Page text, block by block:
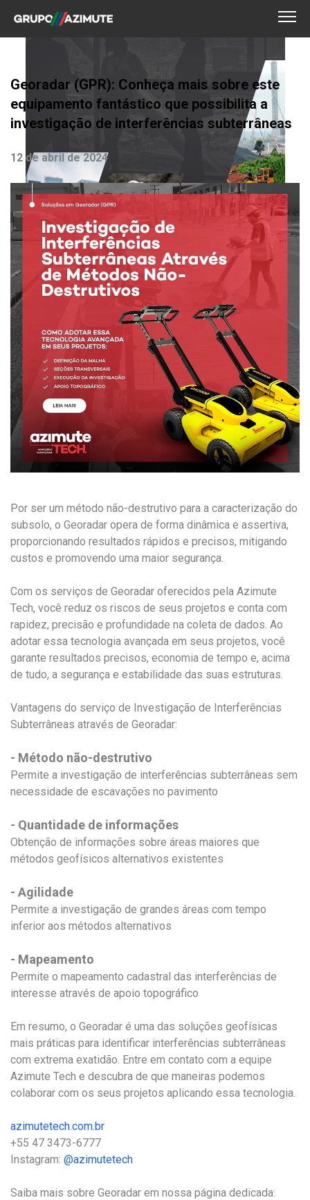
Georadar (GPR): Conheça mais sobre este
equipamento fantástico que possibilita a
investigação de interferências subterrâneas
12 de abril de 2024
Por ser um método não-destrutivo para a caracterização do
subsolo, o Georadar opera de forma dinâmica e assertiva,
proporcionando resultados rápidos e precisos, mitigando
custos e promovendo uma maior segurança.
Com os serviços de Georadar oferecidos pela Azimute
Tech, você reduz os riscos de seus projetos e conta com
rapidez, precisão e profundidade na coleta de dados. Ao
adotar essa tecnologia avançada em seus projetos, você
garante resultados precisos, economia de tempo e, acima
de tudo, a segurança e estabilidade das suas estruturas.
Vantagens do serviço de Investigação de Interferências
Subterrâneas através de Georadar:
- Método não-destrutivo
Permite a investigação de interferências subterrâneas sem
necessidade de escavações no pavimento
- Quantidade de informações
Obtenção de informações sobre áreas maiores que
métodos geofísicos alternativos existentes
- Agilidade
Permite a investigação de grandes áreas com tempo
inferior aos métodos alternativos
- Mapeamento
Permite o mapeamento cadastral das interferências de
interesse através de apoio topográfico
Em resumo, o Georadar é uma das soluções geofísicas
mais práticas para identificar interferências subterrâneas
com extrema exatidão. Entre em contato com a equipe
Azimute Tech e descubra de que maneiras podemos
colaborar com os seus projetos aplicando essa tecnologia.
azimutetech.com.br
+55 47 3473-6777
Instagram: @azimutetech
Saiba mais sobre Georadar em nossa página dedicada: